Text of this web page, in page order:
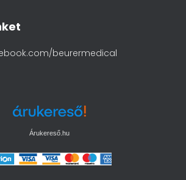
beurermedical
Árukereső.hu